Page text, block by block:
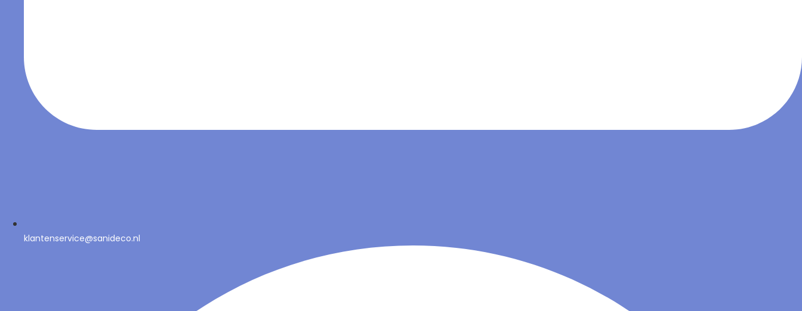
klantenservice@sanideco.nl